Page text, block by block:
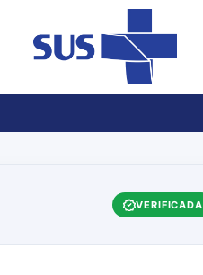
VERIFICADA